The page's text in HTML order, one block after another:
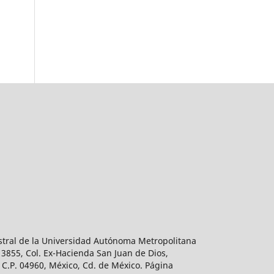
de la Universidad Autónoma Metropolitana
Col. Ex-Hacienda San Juan de Dios,
04960, México, Cd. de México. Página